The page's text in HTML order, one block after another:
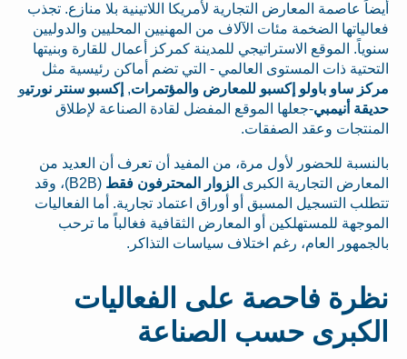
أيضاً عاصمة المعارض التجارية لأمريكا اللاتينية بلا منازع. تجذب
فعالياتها الضخمة مئات الآلاف من المهنيين المحليين والدوليين
سنوياً. الموقع الاستراتيجي للمدينة كمركز أعمال للقارة وبنيتها
التحتية ذات المستوى العالمي - التي تضم أماكن رئيسية مثل
مركز ساو باولو إكسبو للمعارض والمؤتمرات, إكسبو سنتر نورتيو
حديقة أنيمبي-جعلها الموقع المفضل لقادة الصناعة لإطلاق
المنتجات وعقد الصفقات.
بالنسبة للحضور لأول مرة، من المفيد أن تعرف أن العديد من
المعارض التجارية الكبرى الزوار المحترفون فقط
(B2B)، وقد
تتطلب التسجيل المسبق أو أوراق اعتماد تجارية. أما الفعاليات
الموجهة للمستهلكين أو المعارض الثقافية فغالباً ما ترحب
بالجمهور العام، رغم اختلاف سياسات التذاكر.
نظرة فاحصة على الفعاليات
الكبرى حسب الصناعة